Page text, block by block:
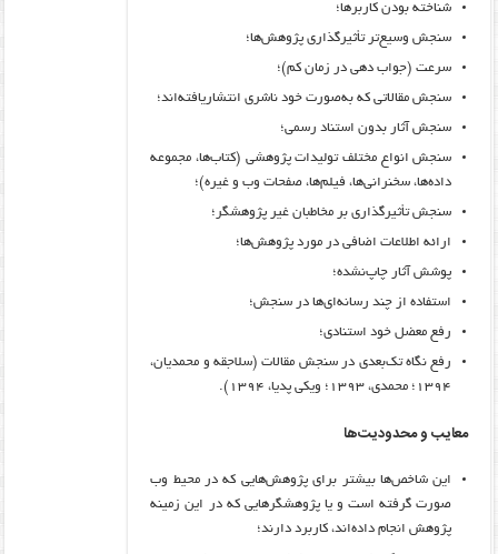
شناخته بودن کاربرها؛
سنجش وسیع‌تر تأثیرگذاری پژوهش‌ها؛
سرعت (جواب دهی در زمان کم)؛
سنجش مقالاتی که به‌صورت خود ناشری انتشاریافته‌اند؛
سنجش آثار بدون استناد رسمی؛
سنجش انواع مختلف تولیدات پژوهشی (کتاب‌ها، مجموعه
داده‌ها، سخنرانی‌ها، فیلم‌ها، صفحات وب و غیره)؛
سنجش تأثیرگذاری بر مخاطبان غیر پژوهشگر؛
ارائه اطلاعات اضافی در مورد پژوهش‌ها؛
پوشش آثار چاپ‌نشده؛
استفاده از چند رسانه‌ای‌ها در سنجش؛
رفع معضل خود استنادی؛
رفع نگاه تک‌بعدی در سنجش مقالات (سلاجقه و محمدیان،
۱۳۹۴؛ محمدی، ۱۳۹۳؛ ویکی پدیا، ۱۳۹۴).
معایب و محدودیت‌ها
این شاخص‌ها بیشتر برای پژوهش‌هایی که در محیط وب
صورت گرفته است و یا پژوهشگرهایی که در این زمینه
پژوهش انجام داده‌اند، کاربرد دارند؛